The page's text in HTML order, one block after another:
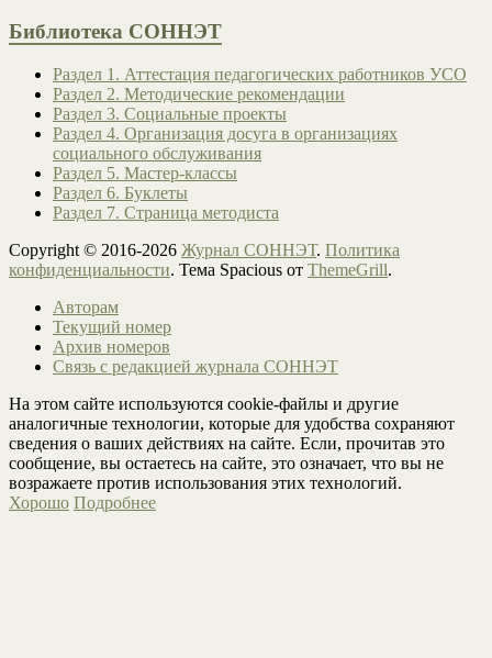
Библиотека СОННЭТ
Раздел 1. Аттестация педагогических работников УСО
Раздел 2. Методические рекомендации
Раздел 3. Социальные проекты
Раздел 4. Организация досуга в организациях
социального обслуживания
Раздел 5. Мастер-классы
Раздел 6. Буклеты
Раздел 7. Страница методиста
Copyright © 2016-2026 Журнал СОННЭТ. Политика
конфиденциальности. Тема Spacious от ThemeGrill.
Авторам
Текущий номер
Архив номеров
Связь с редакцией журнала СОННЭТ
На этом сайте используются cookie-файлы и другие
аналогичные технологии, которые для удобства сохраняют
сведения о ваших действиях на сайте. Если, прочитав это
сообщение, вы остаетесь на сайте, это означает, что вы не
возражаете против использования этих технологий.
Хорошо Подробнее